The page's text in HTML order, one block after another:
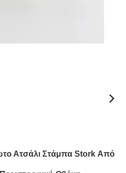
Ατσάλι Στάμπα Stork Από